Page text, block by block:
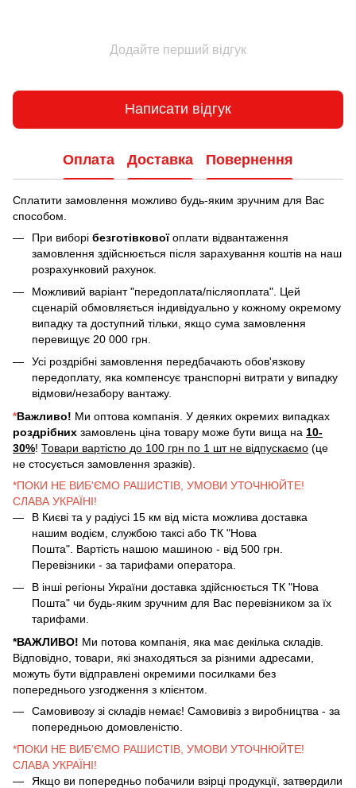
Додайте перший відгук
Написати відгук
Оплата Доставка Повернення
Сплатити замовлення можливо будь-яким зручним для Вас
способом.
При виборі безготівковоїоплати відвантаження
замовлення здійснюється після зарахування коштів на наш
розрахунковий рахунок.
Можливий варіант "передоплата/післяоплата". Цей
сценарій обмовляється індивідуально у кожному окремому
випадку та доступний тільки, якщо сума замовлення
перевищує 20 000 грн.
Усі роздрібні замовлення передбачають обов'язкову
передоплату, яка компенсує транспорні витрати у випадку
відмови/незабору вантажу.
*Важливо! Ми оптова компанія. У деяких окремих випадках
роздрібних замовлень ціна товару може бути вища на 10-
30%! Товари вартістю до 100 грн по 1 шт не відпускаємо (це
не стосується замовлення зразків).
*ПОКИ НЕ ВИБ'ЄМО РАШИСТІВ, УМОВИ УТОЧНЮЙТЕ!
СЛАВА УКРАЇНІ!
В Києві та у радіусі 15 км від міста можлива доставка
нашим водієм, службою таксі або ТК "Нова
Пошта". Вартість нашою машиною - від 500 грн.
Перевізники - за тарифами оператора.
В інші регіоны України доставка здійснюється ТК "Нова
Пошта" чи будь-яким зручним для Вас перевізником за їх
тарифами.
*ВАЖЛИВО! Ми потова компанія, яка має декілька складів.
Відповідно, товари, які знаходяться за різними адресами,
можуть бути відправлені окремими посилками без
попереднього узгодження з клієнтом.
Самовивозу зі складів немає! Самовивіз з виробництва - за
попередньою домовленістю.
*ПОКИ НЕ ВИБ'ЄМО РАШИСТІВ, УМОВИ УТОЧНЮЙТЕ!
СЛАВА УКРАЇНІ!
Якщо ви попередньо побачили взірці продукції, затвердили